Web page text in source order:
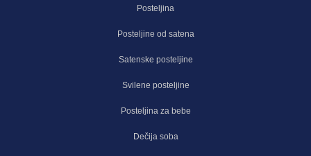
Posteljina
Posteljine od satena
Satenske posteljine
Svilene posteljine
Posteljina za bebe
Dečija soba